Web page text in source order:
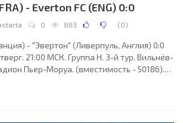
- Everton FC (ENG) 0:0
0 863 (0)
- "Эвертон" (Ливерпуль, Англия) 0:0
21:00 МСК. Группа H. 3-й тур. Вильнёв-
Пьер-Моруа. (вместимость - 50186).
Мешкита (Португалия). Резервный: